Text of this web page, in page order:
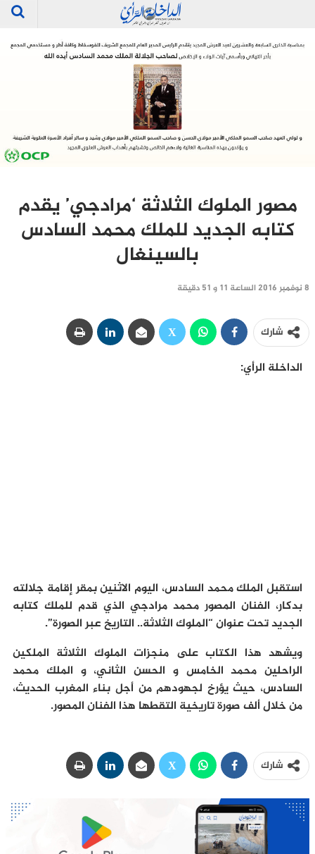
مصور الملوك الثلاثة ‘مرادجي’ يقدم
كتابه الجديد للملك محمد السادس
بالسينغال
8 نوفمبر 2016 الساعة 11 و 51 دقيقة
شارك
الداخلة الرأي:
استقبل الملك محمد السادس، اليوم الاثنين بمقر إقامة جلالته
بدكار، الفنان المصور محمد مرادجي الذي قدم للملك كتابه
الجديد تحت عنوان “الملوك الثلاثة.. التاريخ عبر الصورة”.
ويشهد هذا الكتاب على منجزات الملوك الثلاثة الملكين
الراحلين محمد الخامس و الحسن الثاني، و الملك محمد
السادس، حيث يؤرخ لجهودهم من أجل بناء المغرب الحديث،
من خلال ألف صورة تاريخية التقطها هذا الفنان المصور.
شارك